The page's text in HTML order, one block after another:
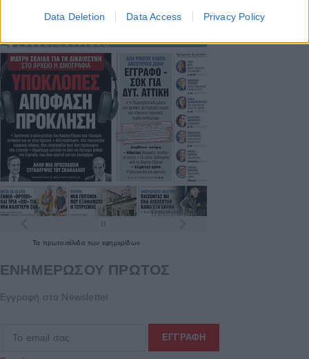
Data Deletion Data Access Privacy Policy
Τα πρωτοσέλιδατων εφημερίδων
ΕΝΗΜΕΡΩΣΟΥ ΠΡΩΤΟΣ
Εγγραφή στο Newsletter